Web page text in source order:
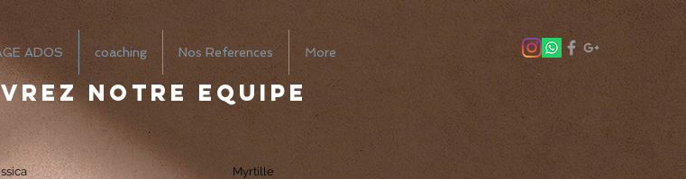
ADOS coaching Nos References More
notre equipe
Myrtille